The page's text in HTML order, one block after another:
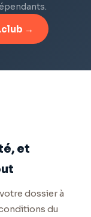
→
et
dossier à
du